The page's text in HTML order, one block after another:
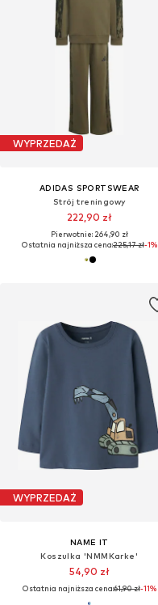
WYPRZEDAŻ
ADIDAS SPORTSWEAR
Strój treningowy
222,90 zł
Pierwotnie: 264,90 zł
Ostatnia najniższa cena:225,17 zł-1%
WYPRZEDAŻ
NAME IT
Koszulka 'NMMKarke'
54,90 zł
Ostatnia najniższa cena:61,90 zł-11%